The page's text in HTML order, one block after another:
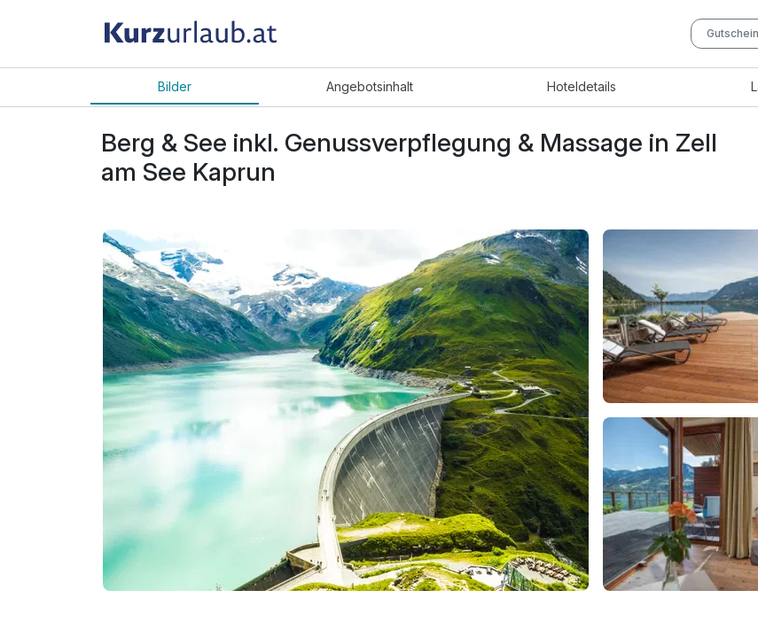
Bilder Angebotsinhalt Hoteldetails
Berg & See inkl. Genussverpflegung & Massage in Zell
am See Kaprun